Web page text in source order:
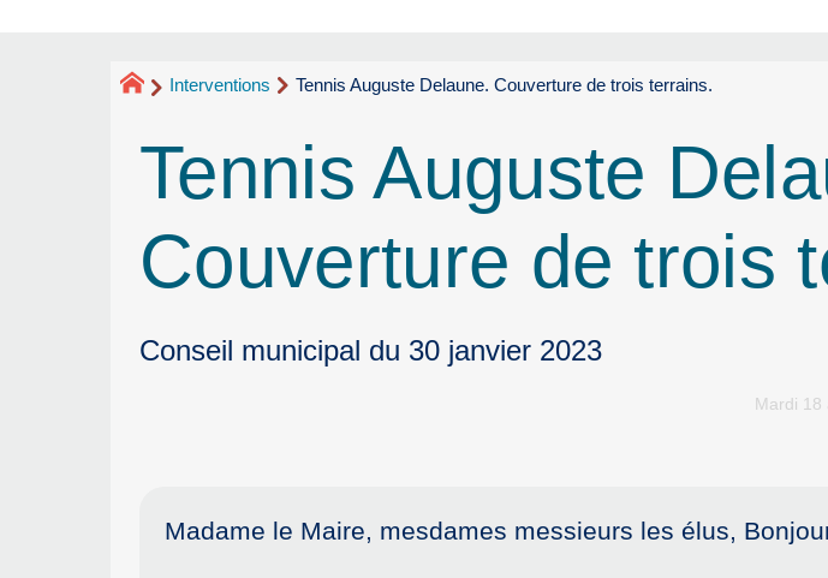
Interventions Tennis Auguste Delaune. Couverture de trois terrains.
Tennis Auguste
Couverture de trois
Conseil municipal du 30 janvier 2023
Mardi
Madame le Maire, mesdames messieurs les élus,